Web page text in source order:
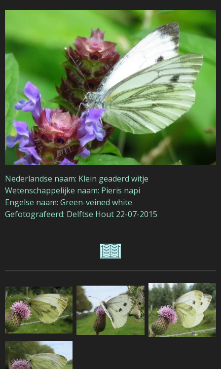
Nederlandse naam: Klein geaderd witje
Wetenschappelijke naam: Pieris napi
Engelse naam: Green-veined white
Gefotografeerd: Delftse Hout 22-07-2015